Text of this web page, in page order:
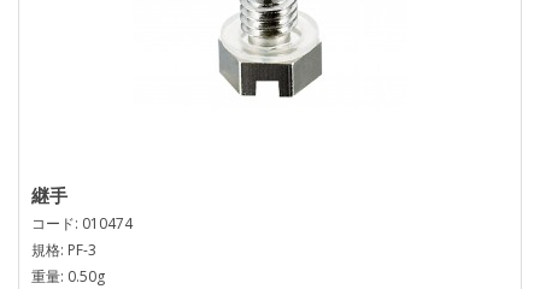
継手
コード: 010474
規格: PF-3
重量: 0.50g